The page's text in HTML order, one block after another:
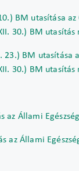
BM utasítása az
30.) BM utasítás
BM utasítása
30.) BM utasítás
Állami
az Állami